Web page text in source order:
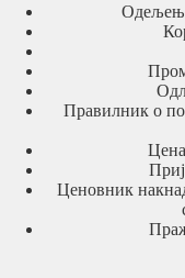
Правилник о
Ценовник